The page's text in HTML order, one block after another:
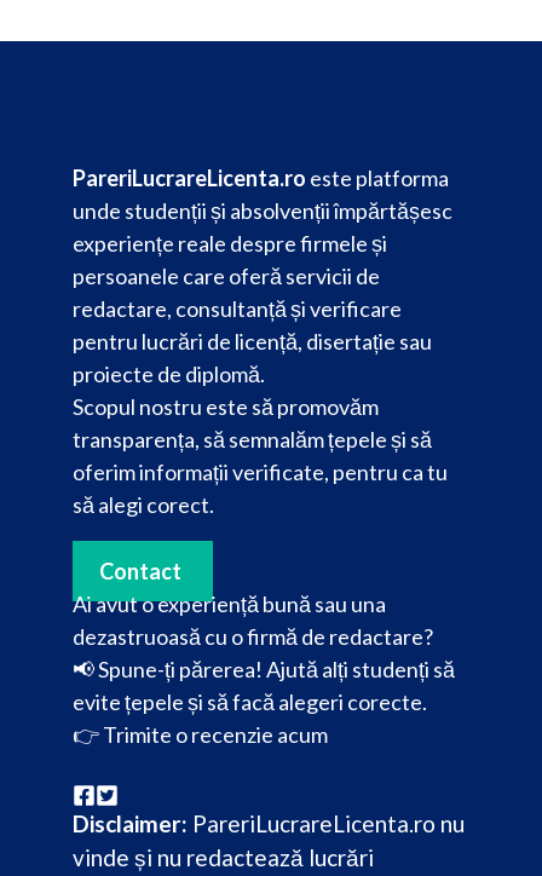
PareriLucrareLicenta.ro este platforma
unde studenții și absolvenții împărtășesc
experiențe reale despre firmele și
persoanele care oferă servicii de
redactare, consultanță și verificare
pentru lucrări de licență, disertație sau
proiecte de diplomă.
Scopul nostru este să promovăm
transparența, să semnalăm țepele și să
oferim informații verificate, pentru ca tu
să alegi corect.
Contact
Ai avut o experiență bună sau una
dezastruoasă cu o firmă de redactare?
📢 Spune-ți părerea! Ajută alți studenți să
evite țepele și să facă alegeri corecte.
👉Trimite o recenzie acum
Disclaimer: PareriLucrareLicenta.ro nu
vinde și nu redactează lucrări